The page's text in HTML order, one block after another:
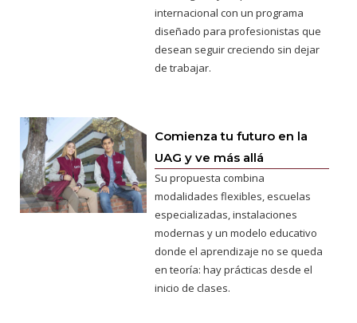
internacional con un programa
diseñado para profesionistas que
desean seguir creciendo sin dejar
de trabajar.
Comienza tu futuro en la
UAG y ve más allá
Su propuesta combina
modalidades flexibles, escuelas
especializadas, instalaciones
modernas y un modelo educativo
donde el aprendizaje no se queda
en teoría: hay prácticas desde el
inicio de clases.